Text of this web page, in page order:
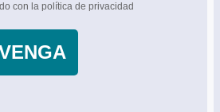
con la política de privacidad